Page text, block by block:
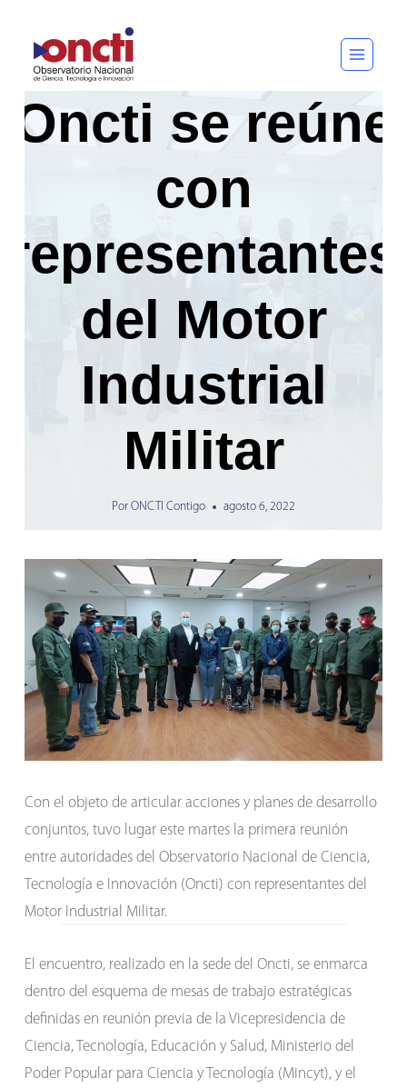
al
contenido
Oncti se reúne
con
representantes
del Motor
Industrial
Militar
Por ONCTI Contigo agosto 6, 2022
Con el objeto de articular acciones y planes de desarrollo
conjuntos, tuvo lugar este martes la primera reunión
entre autoridades del Observatorio Nacional de Ciencia,
Tecnología e Innovación (Oncti) con representantes del
Motor Industrial Militar.
El encuentro, realizado en la sede del Oncti, se enmarca
dentro del esquema de mesas de trabajo estratégicas
definidas en reunión previa de la Vicepresidencia de
Ciencia, Tecnología, Educación y Salud, Ministerio del
Poder Popular para Ciencia y Tecnología (Mincyt), y el